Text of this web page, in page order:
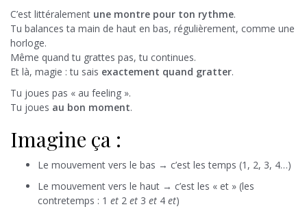
C’est littéralement une montre pour ton rythme.
Tu balances ta main de haut en bas, régulièrement, comme une
horloge.
Même quand tu grattes pas, tu continues.
Et là, magie : tu sais exactement quand gratter.
Tu joues pas « au feeling ».
Tu joues au bon moment.
Imagine ça :
Le mouvement vers le bas → c’est les temps (1, 2, 3, 4…)
Le mouvement vers le haut → c’est les « et » (les
contretemps : 1 et 2 et 3 et 4 et)